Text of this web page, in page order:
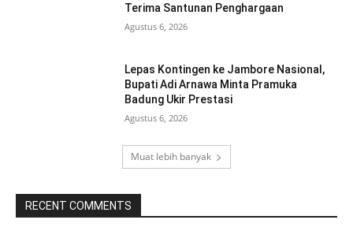
Terima Santunan Penghargaan
Agustus 6, 2026
Lepas Kontingen ke Jambore Nasional,
Bupati Adi Arnawa Minta Pramuka
Badung Ukir Prestasi
Agustus 6, 2026
Muat lebih banyak
RECENT COMMENTS